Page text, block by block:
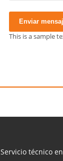
Enviar
This is a sample
Servicio técnico